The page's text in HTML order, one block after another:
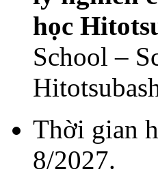
học
School –
Thời gian
8/2027.